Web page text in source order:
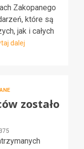
Zakopanego
które są
jak i całych
dalej
zostało